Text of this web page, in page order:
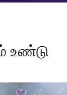
உண்டு